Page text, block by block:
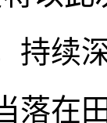
持续
落在